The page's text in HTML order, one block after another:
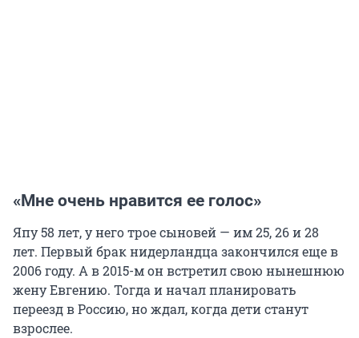
«Мне очень нравится ее голос»
Япу 58 лет, у него трое сыновей — им 25, 26 и 28
лет. Первый брак нидерландца закончился еще в
2006 году. А в 2015-м он встретил свою нынешнюю
жену Евгению. Тогда и начал планировать
переезд в Россию, но ждал, когда дети станут
взрослее.